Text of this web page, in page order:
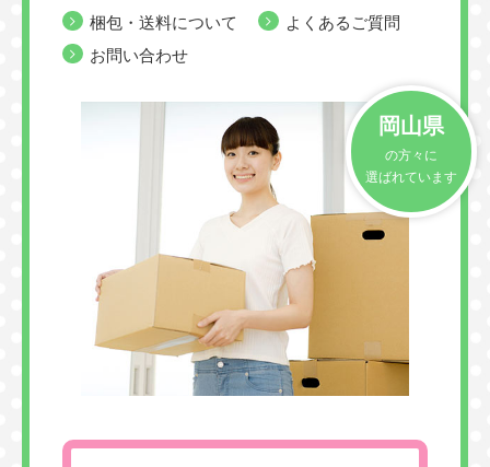
梱包・送料について
よくあるご質問
お問い合わせ
岡山県
の方々に
選ばれています